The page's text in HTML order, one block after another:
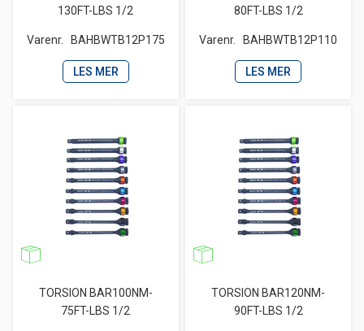
130FT-LBS 1/2
Varenr. BAHBWTB12P175
LES MER
80FT-LBS 1/2
Varenr. BAHBWTB12P110
LES MER
TORSION BAR100NM-
75FT-LBS 1/2
TORSION BAR120NM-
90FT-LBS 1/2